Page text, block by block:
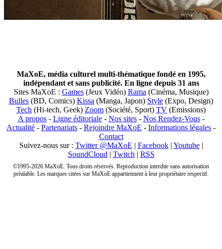
MaXoE, média culturel multi-thématique fondé en 1995,
indépendant et sans publicité. En ligne depuis 31 ans
Sites MaXoE : Games(Jeux Vidéo) Rama (Cinéma, Musique)
Bulles (BD, Comics) Kissa (Manga, Japon) Style (Expo, Design)
Tech (Hi-tech, Geek) Zoom (Société, Sport) TV (Emissions)
A propos- Ligne éditoriale- Nos sites- Nos Rendez-Vous-
Actualité - Partenariats - Rejoindre MaXoE - Informations légales -
Contact
Suivez-nous sur : Twitter @MaXoE | Facebook| Youtube|
SoundCloud | Twitch | RSS
©1995-2026 MaXoE. Tous droits réservés. Reproduction interdite sans autorisation
préalable. Les marques citées sur MaXoE appartiennent à leur propriétaire respectif.